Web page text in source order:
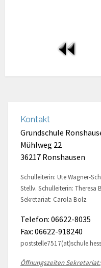
Kontakt
Grundschule
Mühlweg 22
36217 Ronshausen
Schulleiterin: Ute Wagner-
Stellv. Schulleiterin: Theresa
Sekretariat: Carola Bolz
Telefon: 06622-8035
Fax: 06622-918240
Öffnungszeiten Sekretariat: